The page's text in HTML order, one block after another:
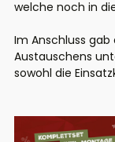
welche noch in
Im Anschluss
Austauschens
sowohl die